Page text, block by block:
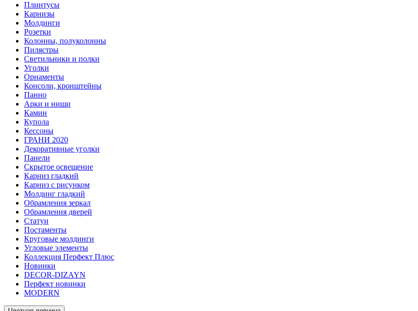
Плинтусы
Карнизы
Молдинги
Розетки
Колонны, полуколонны
Пилястры
Светильники и полки
Уголки
Орнаменты
Консоли, кронштейны
Панно
Арки и ниши
Камин
Купола
Кессоны
ГРАНИ 2020
Декоративные уголки
Панели
Скрытое освещение
Карниз гладкий
Карниз с рисунком
Молдинг гладкий
Обрамления зеркал
Обрамления дверей
Статуи
Постаменты
Круговые молдинги
Угловые элементы
Коллекция Перфект Плюс
Новинки
DECOR-DIZAYN
Перфект новинки
MODERN